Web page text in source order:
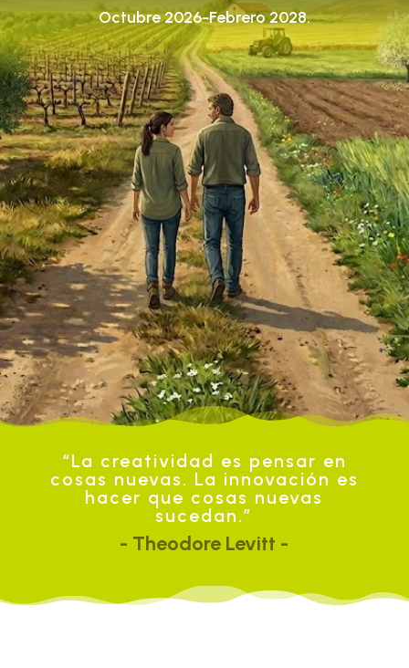
Octubre 2026-Febrero 2028.
“La creatividad es pensar en
cosas nuevas. La innovación es
hacer que cosas nuevas
sucedan.”
- Theodore Levitt -